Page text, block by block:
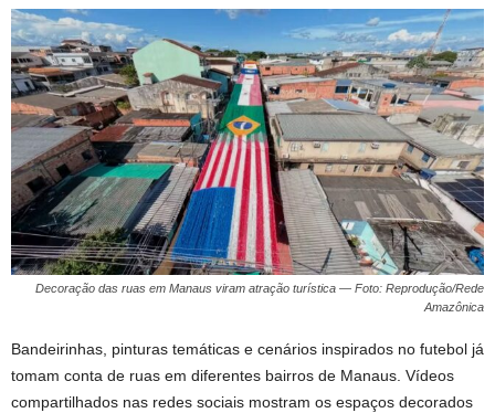
Decoração das ruas em Manaus viram atração turística — Foto: Reprodução/Rede
Amazônica
Bandeirinhas, pinturas temáticas e cenários inspirados no futebol já
tomam conta de ruas em diferentes bairros de Manaus. Vídeos
compartilhados nas redes sociais mostram os espaços decorados